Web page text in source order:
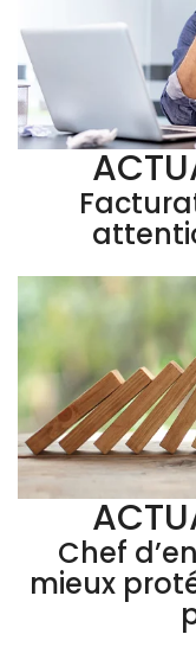
Chef
mieux